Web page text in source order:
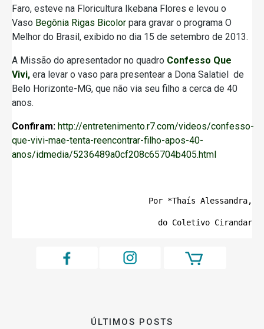
Faro, esteve na Floricultura Ikebana Flores e levou o
Vaso Begônia Rigas Bicolor para gravar o programa O
Melhor do Brasil, exibido no dia 15 de setembro de 2013.
A Missão do apresentador no quadro Confesso Que
Vivi, era levar o vaso para presentear a Dona Salatiel de
Belo Horizonte-MG, que não via seu filho a cerca de 40
anos.
Confiram: http://entretenimento.r7.com/videos/confesso-
que-vivi-mae-tenta-reencontrar-filho-apos-40-
anos/idmedia/5236489a0cf208c65704b405.html
Por *Thaís Alessandra,
do Coletivo Cirandar
ÚLTIMOS POSTS